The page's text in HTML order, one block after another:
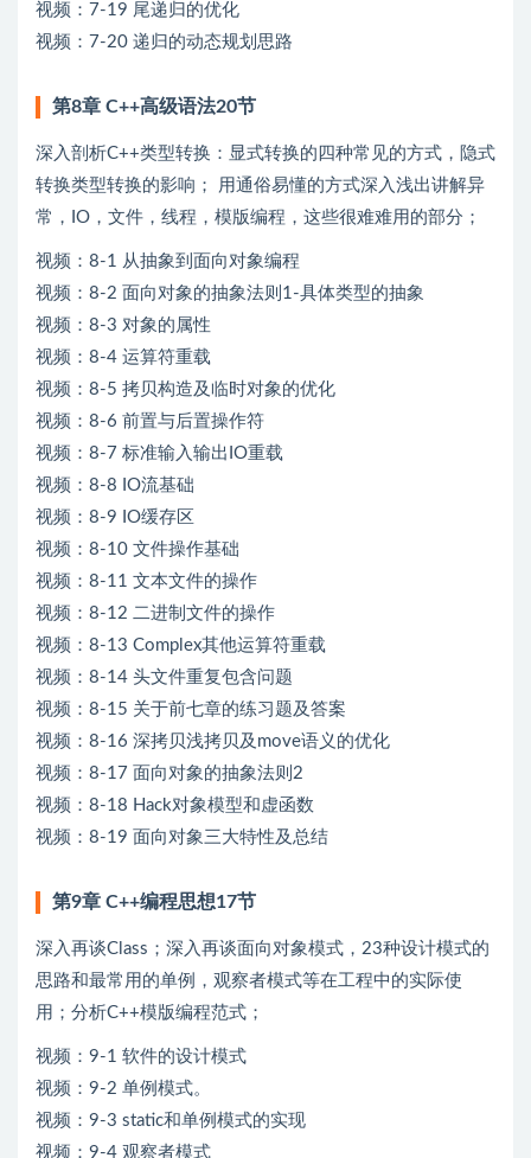
视频：7-19 尾递归的优化
视频：7-20 递归的动态规划思路
第8章 C++高级语法20节
深入剖析C++类型转换：显式转换的四种常见的方式，隐式
转换类型转换的影响； 用通俗易懂的方式深入浅出讲解异
常，IO，文件，线程，模版编程，这些很难难用的部分；
视频：8-1 从抽象到面向对象编程
视频：8-2 面向对象的抽象法则1-具体类型的抽象
视频：8-3 对象的属性
视频：8-4 运算符重载
视频：8-5 拷贝构造及临时对象的优化
视频：8-6 前置与后置操作符
视频：8-7 标准输入输出IO重载
视频：8-8 IO流基础
视频：8-9 IO缓存区
视频：8-10 文件操作基础
视频：8-11 文本文件的操作
视频：8-12 二进制文件的操作
视频：8-13 Complex其他运算符重载
视频：8-14 头文件重复包含问题
视频：8-15 关于前七章的练习题及答案
视频：8-16 深拷贝浅拷贝及move语义的优化
视频：8-17 面向对象的抽象法则2
视频：8-18 Hack对象模型和虚函数
视频：8-19 面向对象三大特性及总结
第9章 C++编程思想17节
深入再谈Class；深入再谈面向对象模式，23种设计模式的
思路和最常用的单例，观察者模式等在工程中的实际使
用；分析C++模版编程范式；
视频：9-1 软件的设计模式
视频：9-2 单例模式。
视频：9-3 static和单例模式的实现
视频：9-4 观察者模式